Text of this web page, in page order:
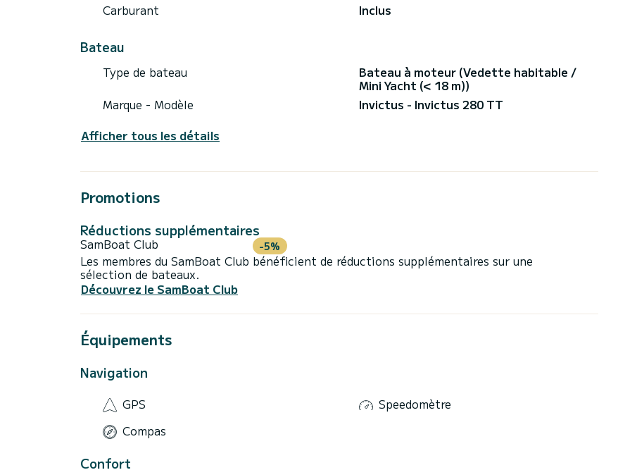
Carburant
Inclus
Bateau
Type de bateau Bateau à moteur (Vedette habitable /
Mini Yacht (< 18 m))
Marque - Modèle
Invictus - Invictus 280 TT
Afficher tous les détails
Promotions
Réductions supplémentaires
SamBoat Club -5%
Les membres du SamBoat Club bénéficient de réductions supplémentaires sur une
sélection de bateaux.
Découvrez le SamBoat Club
Équipements
Navigation
GPS
Speedomètre
Compas
Confort